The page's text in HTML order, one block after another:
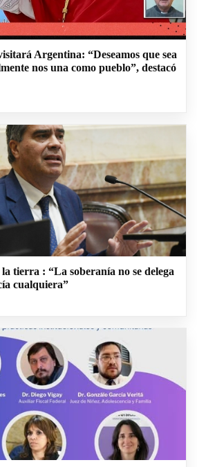
Argentina: “Deseamos que sea
nos una como pueblo”, destacó
tierra : “La soberanía no se delega
cualquiera”